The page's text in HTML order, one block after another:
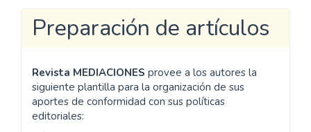
Preparación de artículos
Revista MEDIACIONES provee a los autores la
siguiente plantilla para la organización de sus
aportes de conformidad con sus políticas
editoriales: